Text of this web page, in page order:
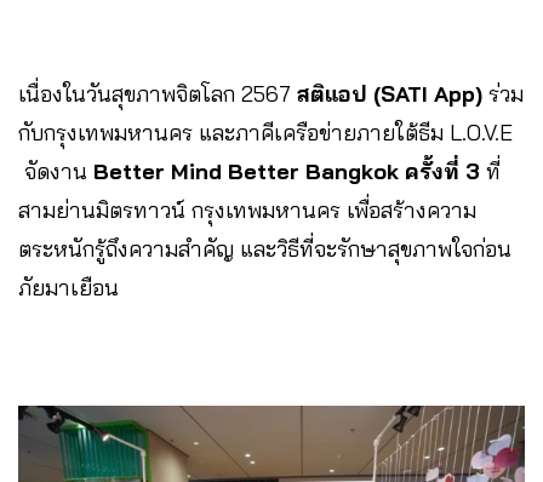
เนื่องในวันสุขภาพจิตโลก 2567 สติแอป (SATI App) ร่วม
กับกรุงเทพมหานคร และภาคีเครือข่ายภายใต้ธีม L.O.V.E
จัดงาน Better Mind Better Bangkok ครั้งที่ 3 ที่
สามย่านมิตรทาวน์ กรุงเทพมหานคร เพื่อสร้างความ
ตระหนักรู้ถึงความสำคัญ และวิธีที่จะรักษาสุขภาพใจก่อน
ภัยมาเยือน